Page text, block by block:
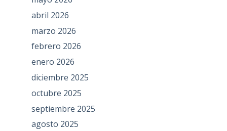
abril 2026
marzo 2026
febrero 2026
enero 2026
diciembre 2025
octubre 2025
septiembre 2025
agosto 2025